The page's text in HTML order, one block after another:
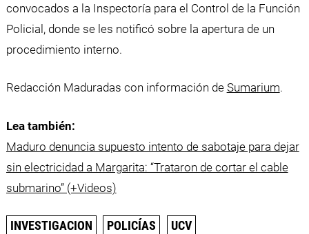
convocados a la Inspectoría para el Control de la Función
Policial, donde se les notificó sobre la apertura de un
procedimiento interno.
Redacción Maduradas con información de Sumarium.
Lea también:
Maduro denuncia supuesto intento de sabotaje para dejar
sin electricidad a Margarita: “Trataron de cortar el cable
submarino” (+Videos)
INVESTIGACION POLICÍAS UCV